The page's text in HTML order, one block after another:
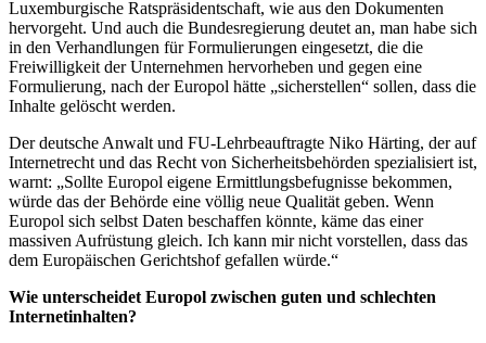
Luxemburgische Ratspräsidentschaft, wie aus den Dokumenten
hervorgeht. Und auch die Bundesregierung deutet an, man habe sich
in den Verhandlungen für Formulierungen eingesetzt, die die
Freiwilligkeit der Unternehmen hervorheben und gegen eine
Formulierung, nach der Europol hätte „sicherstellen“ sollen, dass die
Inhalte gelöscht werden.
Der deutsche Anwalt und FU-Lehrbeauftragte Niko Härting, der auf
Internetrecht und das Recht von Sicherheitsbehörden spezialisiert ist,
warnt: „Sollte Europol eigene Ermittlungsbefugnisse bekommen,
würde das der Behörde eine völlig neue Qualität geben. Wenn
Europol sich selbst Daten beschaffen könnte, käme das einer
massiven Aufrüstung gleich. Ich kann mir nicht vorstellen, dass das
dem Europäischen Gerichtshof gefallen würde.“
Wie unterscheidet Europol zwischen guten und schlechten
Internetinhalten?